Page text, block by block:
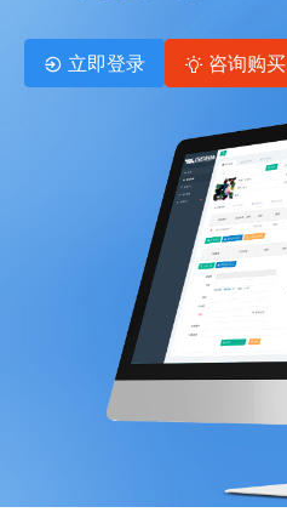
立即登录 咨询购买